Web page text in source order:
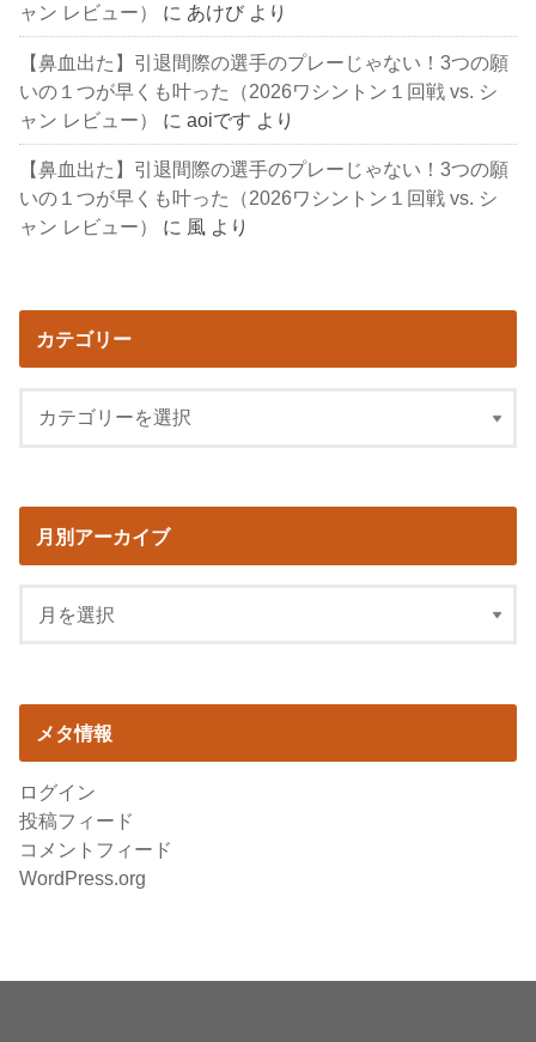
ャン レビュー）
に あけび より
【鼻血出た】引退間際の選手のプレーじゃない！3つの願
いの１つが早くも叶った（2026ワシントン１回戦 vs. シ
ャン レビュー）
にaoiです より
【鼻血出た】引退間際の選手のプレーじゃない！3つの願
いの１つが早くも叶った（2026ワシントン１回戦 vs. シ
ャン レビュー）
に 風 より
カテゴリー
月別アーカイブ
メタ情報
ログイン
投稿フィード
コメントフィード
WordPress.org